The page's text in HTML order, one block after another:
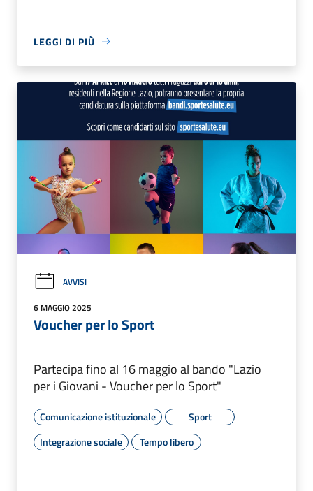
LEGGI DI PIÙ
AVVISI
6 MAGGIO 2025
Voucher per lo Sport
Partecipa fino al 16 maggio al bando "Lazio
per i Giovani - Voucher per lo Sport"
Comunicazione istituzionale
Sport
Integrazione sociale
Tempo libero